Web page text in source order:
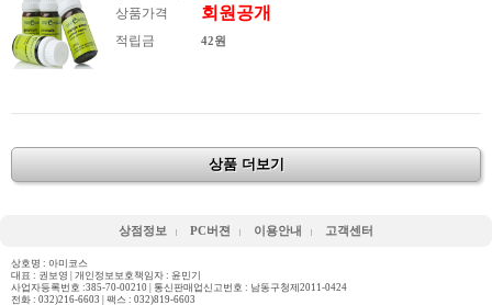
상품가격 회원공개
적립금 42원
상품 더보기
상점정보 PC버젼 이용안내 고객센터
상호명 : 아미코스
대표 : 권보영 | 개인정보보호책임자 : 윤민기
사업자등록번호 :385-70-00210 | 통신판매업신고번호 : 남동구청제2011-0424
전화 : 032)216-6603 | 팩스 : 032)819-6603